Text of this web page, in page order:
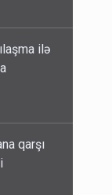
ilə
qarşı